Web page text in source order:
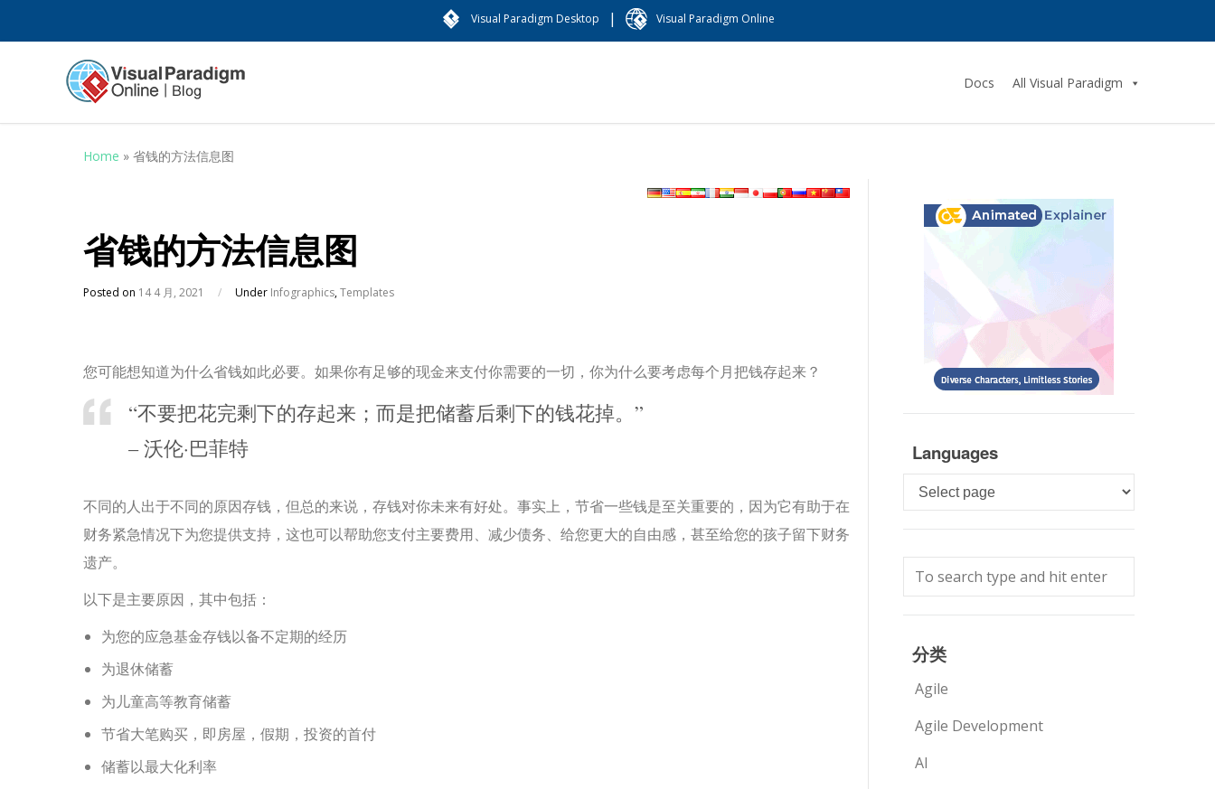
Visual Paradigm Desktop | Visual Paradigm Online
Docs All Visual Paradigm
Home » 省钱的方法信息图
省钱的方法信息图
Posted on 14 4 月, 2021 / Under Infographics,Templates
您可能想知道为什么省钱如此必要。如果你有足够的现金来支付你需要的一切，你为什么要考虑每个月把钱存起来？
“不要把花完剩下的存起来；而是把储蓄后剩下的钱花掉。”
– 沃伦·巴菲特
不同的人出于不同的原因存钱，但总的来说，存钱对你未来有好处。事实上，节省一些钱是至关重要的，因为它有助于在
财务紧急情况下为您提供支持，这也可以帮助您支付主要费用、减少债务、给您更大的自由感，甚至给您的孩子留下财务
遗产。
以下是主要原因，其中包括：
为您的应急基金存钱以备不定期的经历
为退休储蓄
为儿童高等教育储蓄
节省大笔购买，即房屋，假期，投资的首付
储蓄以最大化利率
Languages
Languages
分类
Agile
Agile Development
AI